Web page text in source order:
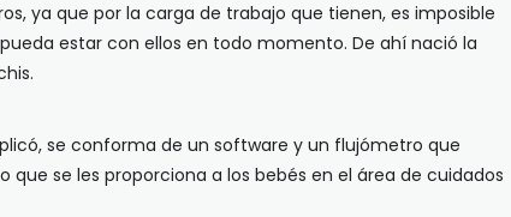
ya que por la carga de trabajo que tienen, es imposible
estar con ellos en todo momento. De ahí nació la
se conforma de un software y un flujómetro que
que se les proporciona a los bebés en el área de cuidados